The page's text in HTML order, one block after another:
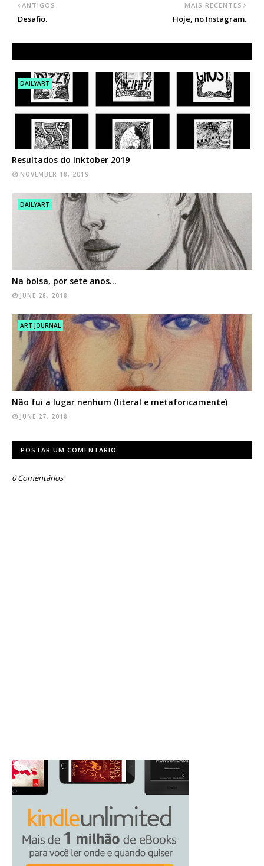
MAIS RECENTES
Hoje, no Instagram.
ANTIGOS
Desafio.
DAILYART
Resultados do Inktober 2019
NOVEMBER 18, 2019
DAILYART
Na bolsa, por sete anos…
JUNE 28, 2018
ART JOURNAL
Não fui a lugar nenhum (literal e metaforicamente)
JUNE 27, 2018
POSTAR UM COMENTÁRIO
0 Comentários